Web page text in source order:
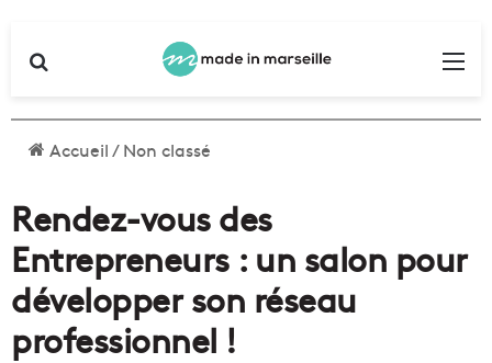
Accueil/Non classé
Rendez-vous des
Entrepreneurs : un salon pour
développer son réseau
professionnel !